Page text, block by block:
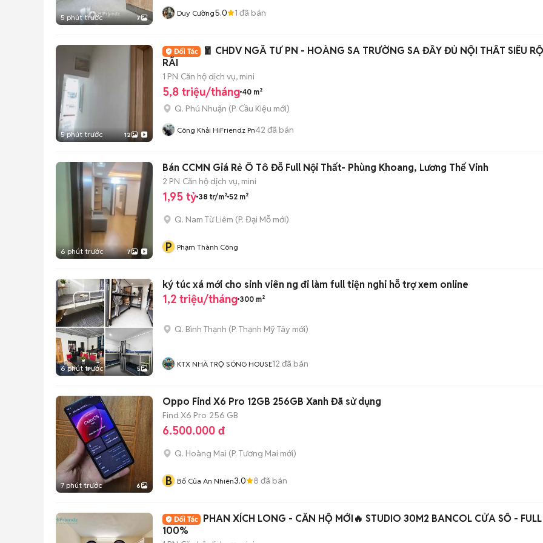
5 phút trước 7 Duy Cường5.0 1 đã bán
5 phút trước 12
🧧 CHDV NGÃ TƯ PN - HOÀNG SA TRƯỜNG SA ĐẦY ĐỦ NỘI THẤT SIÊU
RÃI
1 PN Căn hộ dịch vụ, mini
5,8 triệu/tháng 40 m²
Q. Phú Nhuận (P. Cầu Kiệu mới)
Công Khải HiFriendz Pn42 đã bán
6 phút trước 7
Bán CCMN Giá Rẻ Ô Tô Đỗ Full Nội Thất- Phùng Khoang, Lương Thế Vinh
2 PN Căn hộ dịch vụ, mini
1,95 tỷ 38 tr/m² 52 m²
Q. Nam Từ Liêm (P. Đại Mỗ mới)
P Phạm Thành Công
6 phút trước 5
ký túc xá mới cho sinh viên ng đi làm full tiện nghi hỗ trợ xem online
1,2 triệu/tháng 300 m²
Q. Bình Thạnh (P. Thạnh Mỹ Tây mới)
KTX NHÀ TRỌ SÓNG HOUSE12 đã bán
7 phút trước 6
Oppo Find X6 Pro 12GB 256GB Xanh Đã sử dụng
Find X6 Pro 256 GB
6.500.000 đ
Q. Hoàng Mai (P. Tương Mai mới)
B Bố Của An Nhiên3.0 8 đã bán
PHAN XÍCH LONG - CĂN HỘ MỚI🔥 STUDIO 30M2 BANCOL CỬA SỔ -
100%